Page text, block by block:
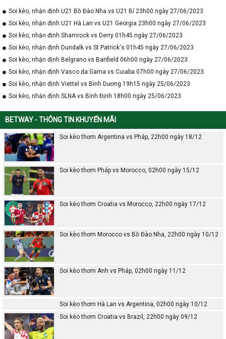
Soi kèo, nhận định U21 Bồ Đào Nha vs U21 Bỉ 23h00 ngày 27/06/2023
Soi kèo, nhận định U21 Hà Lan vs U21 Georgia 23h00 ngày 27/06/2023
Soi kèo, nhận định Shamrock vs Derry 01h45 ngày 27/06/2023
Soi kèo, nhận định Dundalk vs St Patrick's 01h45 ngày 27/06/2023
Soi kèo, nhận định Belgrano vs Banfield 06h00 ngày 27/06/2023
Soi kèo, nhận định Vasco da Gama vs Cuiaba 07h00 ngày 27/06/2023
Soi kèo, nhận định Viettel vs Bình Dương 19h15 ngày 25/06/2023
Soi kèo, nhận định SLNA vs Bình Định 18h00 ngày 25/06/2023
BETWAY - THÔNG TIN KHUYẾN MÃI
Soi kèo thơm Argentina vs Pháp, 22h00 ngày 18/12
Soi kèo thơm Pháp vs Morocco, 02h00 ngày 15/12
Soi kèo thơm Croatia vs Morocco, 22h00 ngày 17/12
Soi kèo thơm Morocco vs Bồ Đào Nha, 22h00 ngày 10/12
Soi kèo thơm Anh vs Pháp, 02h00 ngày 11/12
Soi kèo thơm Hà Lan vs Argentina, 02h00 ngày 10/12
Soi kèo thơm Croatia vs Brazil, 22h00 ngày 09/12